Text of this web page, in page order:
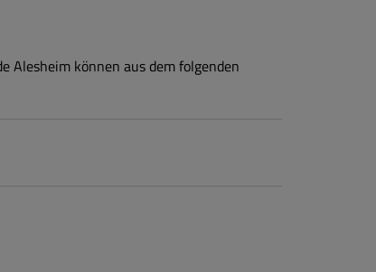
Alesheim können aus dem folgenden